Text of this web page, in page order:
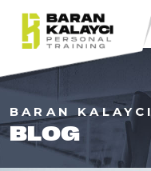
BARAN KALAYCI
BLOG